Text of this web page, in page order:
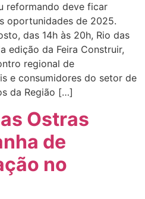
reformando deve ficar
oportunidades de 2025.
das 14h às 20h, Rio das
edição da Feira Construir,
regional de
e consumidores do setor de
da Região […]
Ostras
de
no